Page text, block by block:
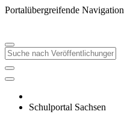
Portalübergreifende Navigation
Schulportal Sachsen